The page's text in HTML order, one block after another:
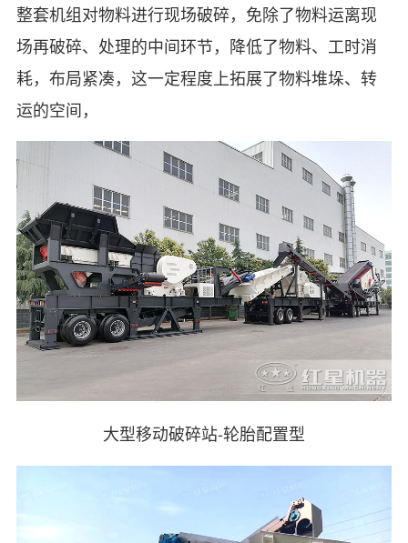
整套机组对物料进行现场破碎，免除了物料运离现
场再破碎、处理的中间环节，降低了物料、工时消
耗，布局紧凑，这一定程度上拓展了物料堆垛、转
运的空间，
大型移动破碎站-轮胎配置型